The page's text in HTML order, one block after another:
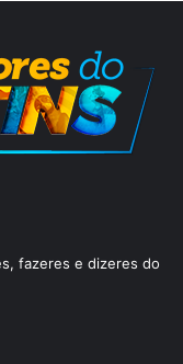
fazeres e dizeres do